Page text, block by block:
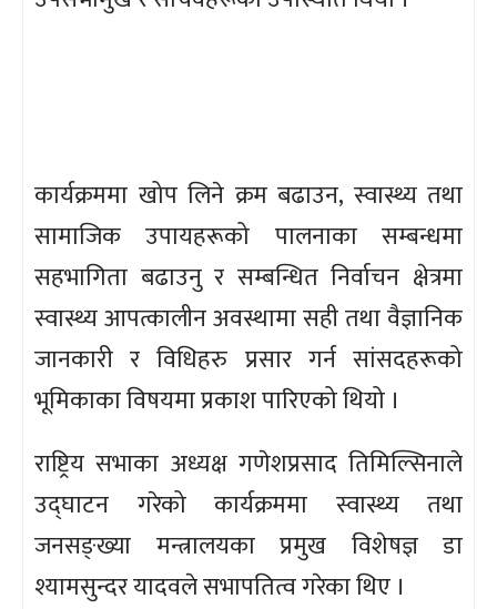
कार्यक्रममा खोप लिने क्रम बढाउन, स्वास्थ्य तथा
सामाजिक उपायहरूको पालनाका सम्बन्धमा
सहभागिता बढाउनु र सम्बन्धित निर्वाचन क्षेत्रमा
स्वास्थ्य आपत्कालीन अवस्थामा सही तथा वैज्ञानिक
जानकारी र विधिहरु प्रसार गर्न सांसदहरूको
भूमिकाका विषयमा प्रकाश पारिएको थियो ।
राष्ट्रिय सभाका अध्यक्ष गणेशप्रसाद तिमिल्सिनाले
उद्घाटन गरेको कार्यक्रममा स्वास्थ्य तथा
जनसङ्ख्या मन्त्रालयका प्रमुख विशेषज्ञ डा
श्यामसुन्दर यादवले सभापतित्व गरेका थिए ।